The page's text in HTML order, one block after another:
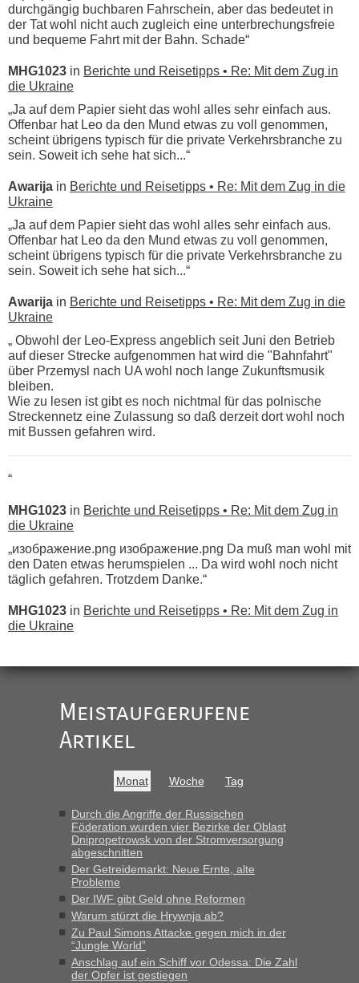
durchgängig buchbaren Fahrschein, aber das bedeutet in
der Tat wohl nicht auch zugleich eine unterbrechungsfreie
und bequeme Fahrt mit der Bahn. Schade“
MHG1023 in Berichte und Reisetipps • Re: Mit dem Zug in
die Ukraine
„Ja auf dem Papier sieht das wohl alles sehr einfach aus.
Offenbar hat Leo da den Mund etwas zu voll genommen,
scheint übrigens typisch für die private Verkehrsbranche zu
sein. Soweit ich sehe hat sich...“
Awarija in Berichte und Reisetipps • Re: Mit dem Zug in die
Ukraine
„Ja auf dem Papier sieht das wohl alles sehr einfach aus.
Offenbar hat Leo da den Mund etwas zu voll genommen,
scheint übrigens typisch für die private Verkehrsbranche zu
sein. Soweit ich sehe hat sich...“
Awarija in Berichte und Reisetipps • Re: Mit dem Zug in die
Ukraine
„ Obwohl der Leo-Express angeblich seit Juni den Betrieb
auf dieser Strecke aufgenommen hat wird die "Bahnfahrt"
über Przemysl nach UA wohl noch lange Zukunftsmusik
bleiben.
Wie zu lesen ist gibt es noch nichtmal für das polnische
Streckennetz eine Zulassung so daß derzeit dort wohl noch
mit Bussen gefahren wird.
“
MHG1023 in Berichte und Reisetipps • Re: Mit dem Zug in
die Ukraine
„изображение.png изображение.png Da muß man wohl mit
den Daten etwas herumspielen ... Da wird wohl noch nicht
täglich gefahren. Trotzdem Danke.“
MHG1023 in Berichte und Reisetipps • Re: Mit dem Zug in
die Ukraine
Ist korrekt, aber ich finde man hätte trotzdem im Text gleich
darauf hinweisen können.
War aber nicht "böse" gemeint ...
buchbar - warum auch immer ...
Hab´s versucht - bekomme aber immer angezeigt "auf dieser
Strecke fahren wir nicht"
inBerichte und Reisetipps • Re: Mit dem Zug in
die Ukraine
„Man sollte aber explizit dazu schreiben, daß es ein Zug von
LeoExpress ist - und nur auf deren Webseite kann man die
Fahrkarten kaufen. Zumindest ist es die erste Umsteigefreie
Verbindung von Deutschland...“
Meistaufgerufene
Artikel
Monat Woche Tag
Durch die Angriffe der Russischen
Föderation wurden vier Bezirke der Oblast
Dnipropetrowsk von der Stromversorgung
abgeschnitten
Der Getreidemarkt: Neue Ernte, alte
Probleme
Der IWF gibt Geld ohne Reformen
Warum stürzt die Hrywnja ab?
Zu Paul Simons Attacke gegen mich in der
“Jungle World”
Anschlag auf ein Schiff vor Odessa: Die Zahl
der Opfer ist gestiegen